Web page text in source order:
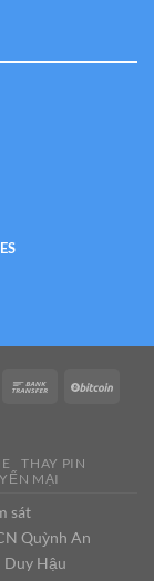
THAY PIN
MẠI
sát
Quỳnh An
Duy Hậu